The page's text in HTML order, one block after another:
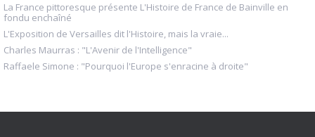
La France pittoresque présente L'Histoire de France de Bainville en
fondu enchaîné
L'Exposition de Versailles dit l'Histoire, mais la vraie...
Charles Maurras : "L'Avenir de l'Intelligence"
Raffaele Simone : "Pourquoi l'Europe s'enracine à droite"